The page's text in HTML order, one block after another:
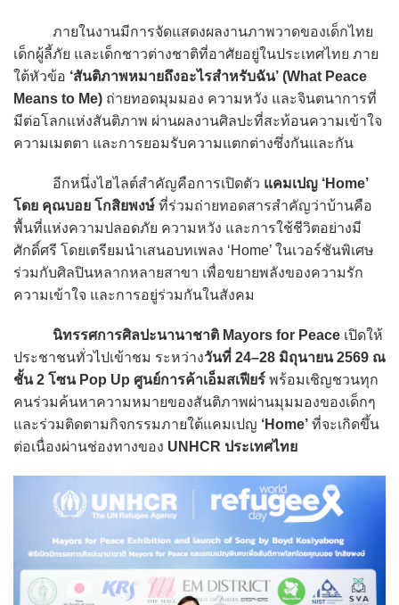
ภายในงานมีการจัดแสดงผลงานภาพวาดของเด็กไทย
เด็กผู้ลี้ภัย และเด็กชาวต่างชาติที่อาศัยอยู่ในประเทศไทย ภาย
ใต้หัวข้อ ‘สันติภาพหมายถึงอะไรสำหรับฉัน’ (What Peace
Means to Me) ถ่ายทอดมุมมอง ความหวัง และจินตนาการที่
มีต่อโลกแห่งสันติภาพ ผ่านผลงานศิลปะที่สะท้อนความเข้าใจ
ความเมตตา และการยอมรับความแตกต่างซึ่งกันและกัน
อีกหนึ่งไฮไลต์สำคัญคือการเปิดตัว แคมเปญ ‘Home’
โดย คุณบอย โกสิยพงษ์ ที่ร่วมถ่ายทอดสารสำคัญว่าบ้านคือ
พื้นที่แห่งความปลอดภัย ความหวัง และการใช้ชีวิตอย่างมี
ศักดิ์ศรี โดยเตรียมนำเสนอบทเพลง ‘Home’ ในเวอร์ชันพิเศษ
ร่วมกับศิลปินหลากหลายสาขา เพื่อขยายพลังของความรัก
ความเข้าใจ และการอยู่ร่วมกันในสังคม
นิทรรศการศิลปะนานาชาติ Mayors for Peace เปิดให้
ประชาชนทั่วไปเข้าชม ระหว่างวันที่ 24–28 มิถุนายน 2569 ณ
ชั้น 2 โซน Pop Up ศูนย์การค้าเอ็มสเฟียร์ พร้อมเชิญชวนทุก
คนร่วมค้นหาความหมายของสันติภาพผ่านมุมมองของเด็กๆ
และร่วมติดตามกิจกรรมภายใต้แคมเปญ ‘Home’ ที่จะเกิดขึ้น
ต่อเนื่องผ่านช่องทางของ UNHCR ประเทศไทย